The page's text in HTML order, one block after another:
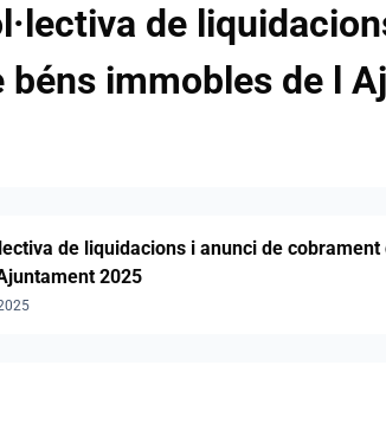
de
béns immobles de l
de liquidacions i anunci de
2025